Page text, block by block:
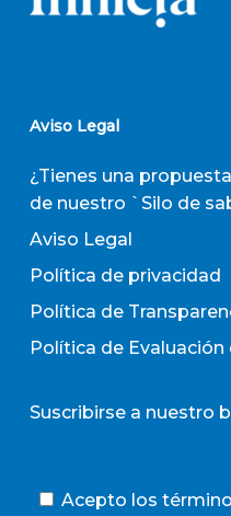
Aviso Legal
¿Tienes una
de nuestro `Silo de
Aviso Legal
Política de privacidad
Política de
Política de
Suscribirse a nuestro
Acepto los